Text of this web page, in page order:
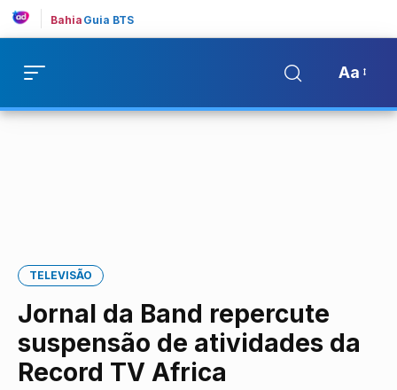
Bahia Guia BTS
Aa
TELEVISÃO
Jornal da Band repercute
suspensão de atividades da
Record TV Africa